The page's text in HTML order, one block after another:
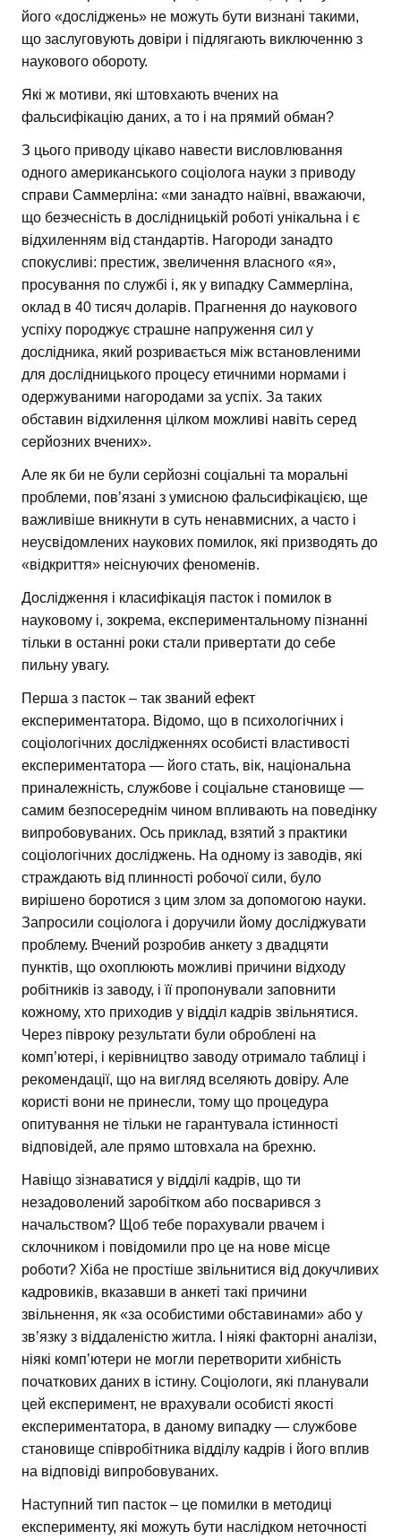
його «досліджень» не можуть бути визнані такими,
що заслуговують довіри і підлягають виключенню з
наукового обороту.
Які ж мотиви, які штовхають вчених на
фальсифікацію даних, а то і на прямий обман?
З цього приводу цікаво навести висловлювання
одного американського соціолога науки з приводу
справи Саммерліна: «ми занадто наївні, вважаючи,
що безчесність в дослідницькій роботі унікальна і є
відхиленням від стандартів. Нагороди занадто
спокусливі: престиж, звеличення власного «я»,
просування по службі і, як у випадку Саммерліна,
оклад в 40 тисяч доларів. Прагнення до наукового
успіху породжує страшне напруження сил у
дослідника, який розривається між встановленими
для дослідницького процесу етичними нормами і
одержуваними нагородами за успіх. За таких
обставин відхилення цілком можливі навіть серед
серйозних вчених».
Але як би не були серйозні соціальні та моральні
проблеми, пов’язані з умисною фальсифікацією, ще
важливіше вникнути в суть ненавмисних, а часто і
неусвідомлених наукових помилок, які призводять до
«відкриття» неіснуючих феноменів.
Дослідження і класифікація пасток і помилок в
науковому і, зокрема, експериментальному пізнанні
тільки в останні роки стали привертати до себе
пильну увагу.
Перша з пасток – так званий ефект
експериментатора. Відомо, що в психологічних і
соціологічних дослідженнях особисті властивості
експериментатора — його стать, вік, національна
приналежність, службове і соціальне становище —
самим безпосереднім чином впливають на поведінку
випробовуваних. Ось приклад, взятий з практики
соціологічних досліджень. На одному із заводів, які
страждають від плинності робочої сили, було
вирішено боротися з цим злом за допомогою науки.
Запросили соціолога і доручили йому досліджувати
проблему. Вчений розробив анкету з двадцяти
пунктів, що охоплюють можливі причини відходу
робітників із заводу, і її пропонували заповнити
кожному, хто приходив у відділ кадрів звільнятися.
Через півроку результати були оброблені на
комп’ютері, і керівництво заводу отримало таблиці і
рекомендації, що на вигляд вселяють довіру. Але
користі вони не принесли, тому що процедура
опитування не тільки не гарантувала істинності
відповідей, але прямо штовхала на брехню.
Навіщо зізнаватися у відділі кадрів, що ти
незадоволений заробітком або посварився з
начальством? Щоб тебе порахували рвачем і
склочником і повідомили про це на нове місце
роботи? Хіба не простіше звільнитися від докучливих
кадровиків, вказавши в анкеті такі причини
звільнення, як «за особистими обставинами» або у
зв’язку з віддаленістю житла. І ніякі факторні аналізи,
ніякі комп’ютери не могли перетворити хибність
початкових даних в істину. Соціологи, які планували
цей експеримент, не врахували особисті якості
експериментатора, в даному випадку — службове
становище співробітника відділу кадрів і його вплив
на відповіді випробовуваних.
Наступний тип пасток – це помилки в методиці
експерименту, які можуть бути наслідком неточності